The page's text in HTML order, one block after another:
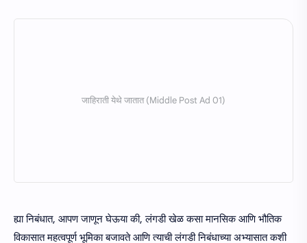
ह्या निबंधात, आपण जाणून घेऊया की, लंगडी खेळ कसा मानसिक आणि भौतिक
विकासात महत्वपूर्ण भूमिका बजावते आणि त्याची लंगडी निबंधाच्या अभ्यासात कशी